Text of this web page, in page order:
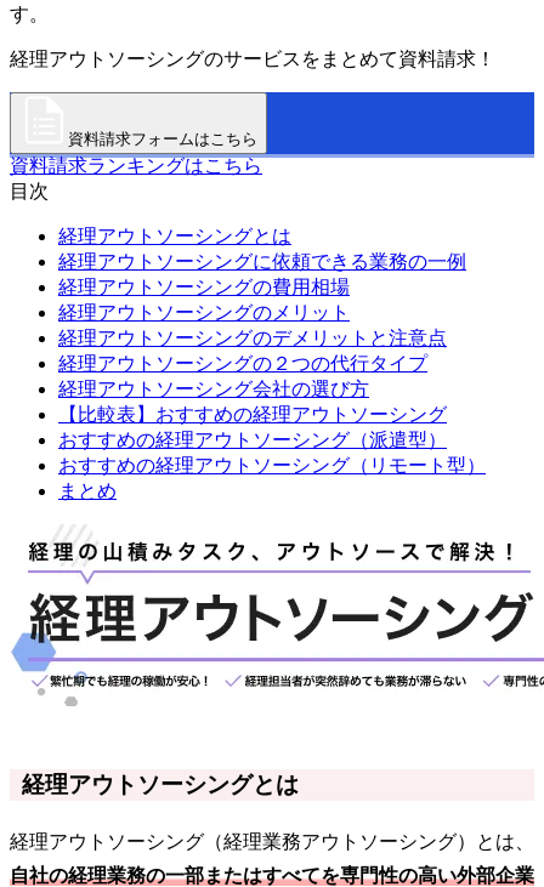
す。
経理アウトソーシングのサービスをまとめて資料請求！
資料請求フォームはこちら
資料請求ランキングはこちら
目次
経理アウトソーシングとは
経理アウトソーシングに依頼できる業務の一例
経理アウトソーシングの費用相場
経理アウトソーシングのメリット
経理アウトソーシングのデメリットと注意点
経理アウトソーシングの２つの代行タイプ
経理アウトソーシング会社の選び方
【比較表】おすすめの経理アウトソーシング
おすすめの経理アウトソーシング（派遣型）
おすすめの経理アウトソーシング（リモート型）
まとめ
経理アウトソーシングとは
経理アウトソーシング（経理業務アウトソーシング）とは、
自社の経理業務の一部またはすべてを専門性の高い外部企業